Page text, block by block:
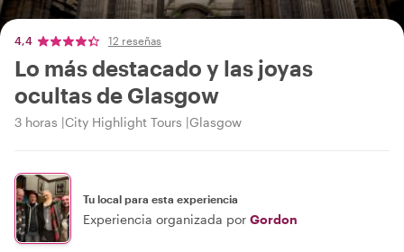
4,4 12 reseñas
Lo más destacado y las joyas
ocultas de Glasgow
3 horas City Highlight Tours Glasgow
Tu local para esta experiencia
Experiencia organizada por Gordon